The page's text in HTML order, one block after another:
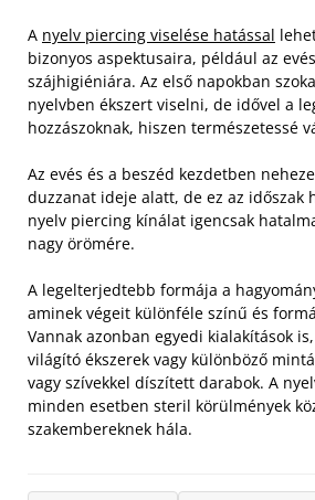
A nyelv piercing viselése hatással
bizonyos aspektusaira, például az
szájhigiéniára. Az első napokban
nyelvben ékszert viselni, de idővel a
hozzászoknak, hiszen természetessé
Az evés és a beszéd kezdetben
duzzanat ideje alatt, de ez az időszak
nyelv piercing kínálat igencsak
nagy örömére.
A legelterjedtebb formája a
aminek végeit különféle színű és
Vannak azonban egyedi kialakítások
világító ékszerek vagy különböző
vagy szívekkel díszített darabok. A
minden esetben steril körülmények
szakembereknek hála.